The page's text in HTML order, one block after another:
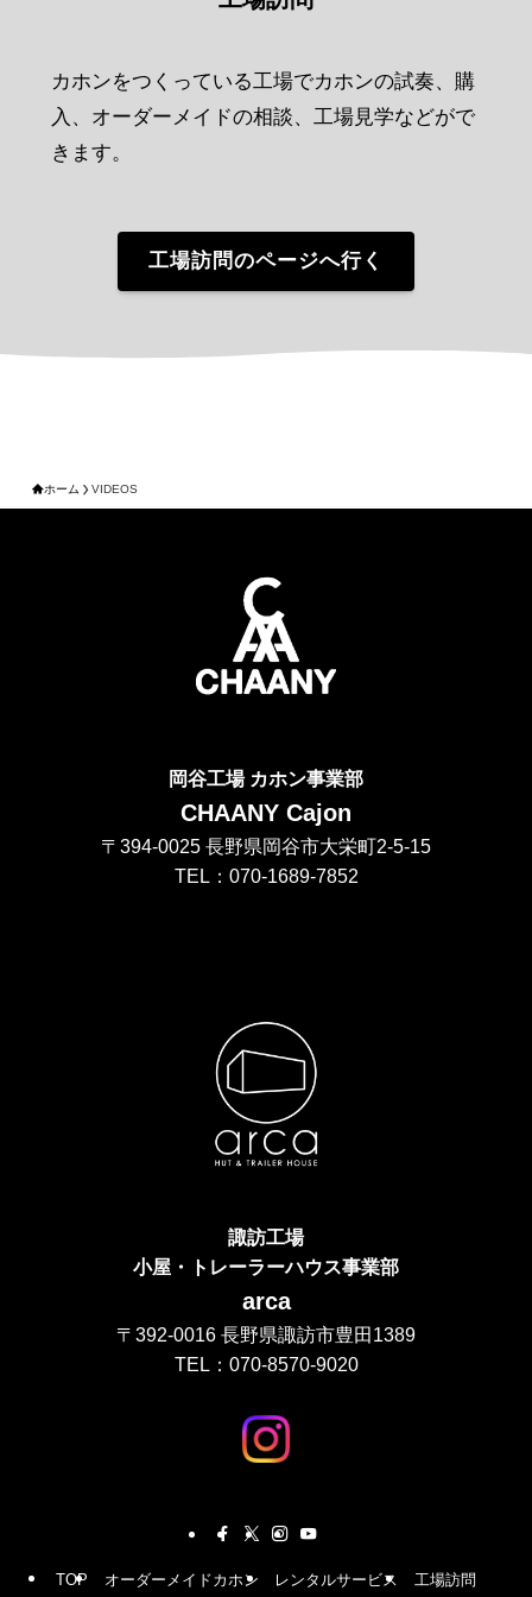
カホンをつくっている工場でカホンの試奏、購
入、オーダーメイドの相談、工場見学などがで
きます。
工場訪問のページへ行く
ホーム VIDEOS
岡谷工場 カホン事業部
CHAANY Cajon
〒394-0025 長野県岡谷市大栄町2-5-15
TEL：070-1689-7852
諏訪工場
小屋・トレーラーハウス事業部
arca
〒392-0016 長野県諏訪市豊田1389
TEL：070-8570-9020
TOP オーダーメイドカホン レンタルサービス 工場訪問